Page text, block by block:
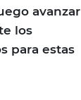
avanzar
los
para estas